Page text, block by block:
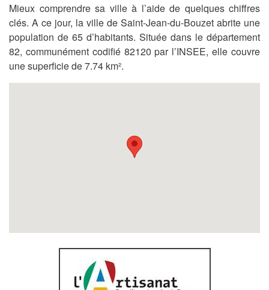
Mieux comprendre sa ville à l’aide de quelques chiffres
clés. A ce jour, la ville de Saint-Jean-du-Bouzet abrite une
population de 65 d’habitants. Située dans le département
82, communément codifié 82120 par l’INSEE, elle couvre
une superficie de 7.74 km².